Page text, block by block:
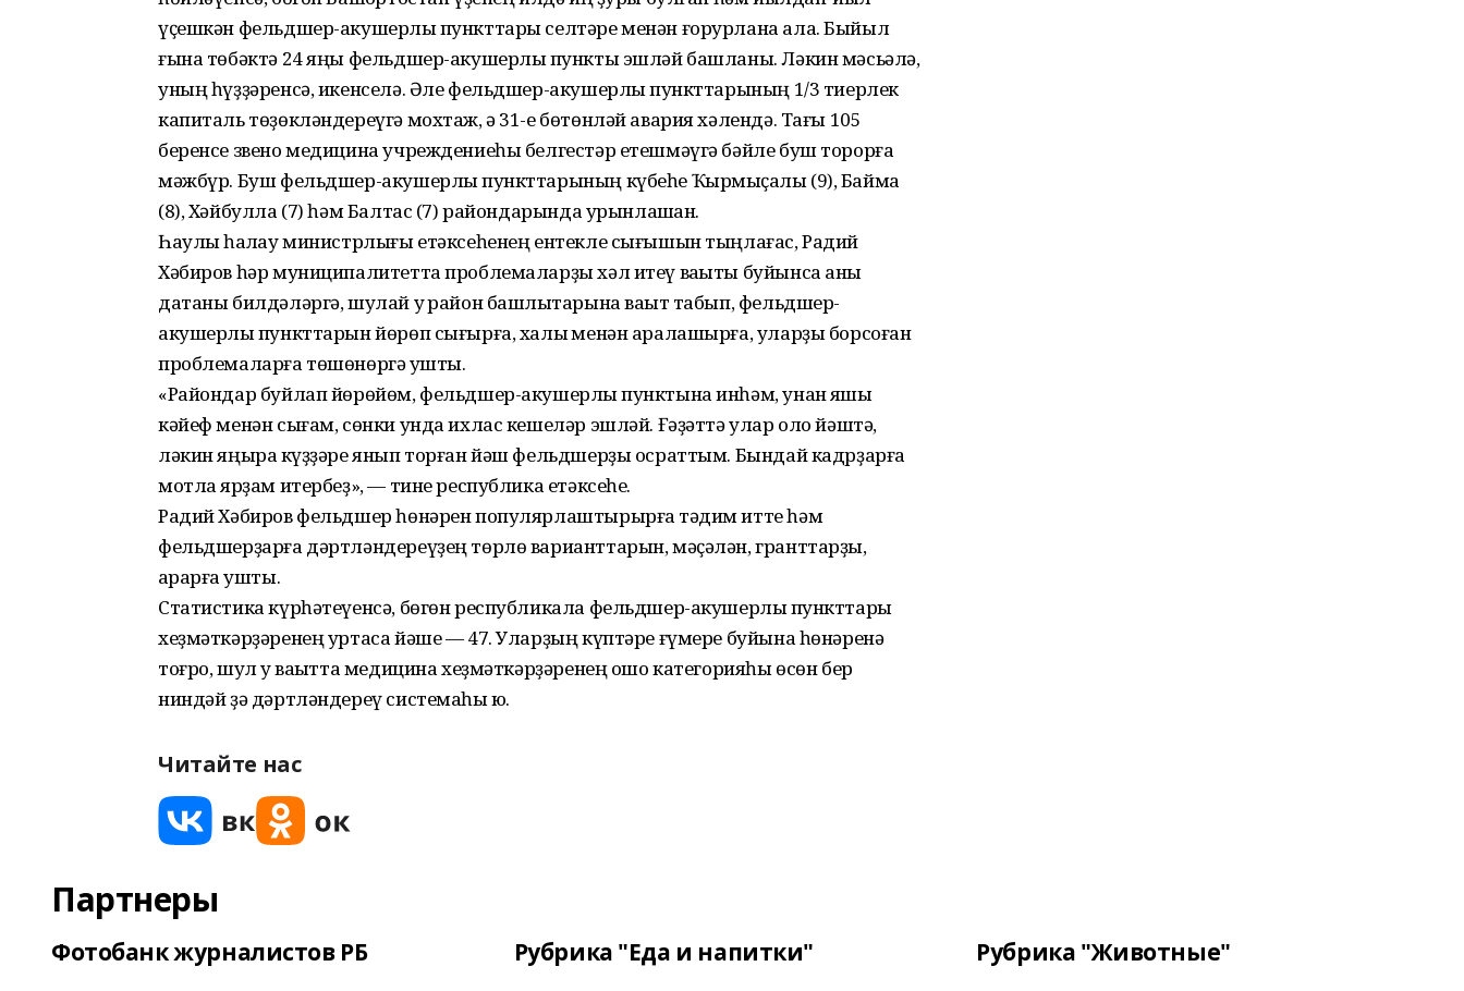
үҫешкән фельдшер-акушерлыҡ пункттары селтәре менән ғорурлана ала. Быйыл
ғына төбәктә 24 яңы фельдшер-акушерлыҡ пункты эшләй башланы. Ләкин мәсьәлә,
уның һүҙҙәренсә, икенселә. Әле фельдшер-акушерлыҡ пункттарының 1/3 тиерлек
капиталь төҙөкләндереүгә мохтаж, ә 31-е бөтөнләй авария хәлендә. Тағы 105
беренсе звено медицина учреждениеһы белгестәр етешмәүгә бәйле буш торорға
мәжбүр. Буш фельдшер-акушерлыҡ пункттарының күбеһе Ҡырмыҫҡалы (9), Баймаҡ
(8), Хәйбулла (7) һәм Балтас (7) райондарында урынлашҡан.
Һаулыҡ һаҡлау министрлығы етәксеһенең ентекле сығышын тыңлағас, Радий
Хәбиров һәр муниципалитетта проблемаларҙы хәл итеү ваҡыты буйынса аныҡ
датаны билдәләргә, шулай уҡ район башлыҡтарына ваҡыт табып, фельдшер-
акушерлыҡ пункттарын йөрөп сығырға, халыҡ менән аралашырға, уларҙы борсоған
проблемаларға төшөнөргә ҡушты.
«Райондар буйлап йөрөйөм, фельдшер-акушерлыҡ пунктына инһәм, унан яҡшы
кәйеф менән сығам, сөнки унда ихлас кешеләр эшләй. Ғәҙәттә улар оло йәштә,
ләкин яңыраҡ күҙҙәре янып торған йәш фельдшерҙы осраттым. Бындай кадрҙарға
мотлаҡ ярҙам итербеҙ», — тине республика етәксеһе.
Радий Хәбиров фельдшер һөнәрен популярлаштырырға тәҡдим итте һәм
фельдшерҙарға дәртләндереүҙең төрлө варианттарын, мәҫәлән, гранттарҙы,
ҡарарға ҡушты.
Статистика күрһәтеүенсә, бөгөн республикала фельдшер-акушерлыҡ пункттары
хеҙмәткәрҙәренең уртаса йәше — 47. Уларҙың күптәре ғүмере буйына һөнәренә
тоғро, шул уҡ ваҡытта медицина хеҙмәткәрҙәренең ошо категорияһы өсөн бер
ниндәй ҙә дәртләндереү системаһы юҡ.
Читайте нас
Партнеры
Фотобанк журналистов РБ Рубрика "Еда и напитки" Рубрика "Животные"